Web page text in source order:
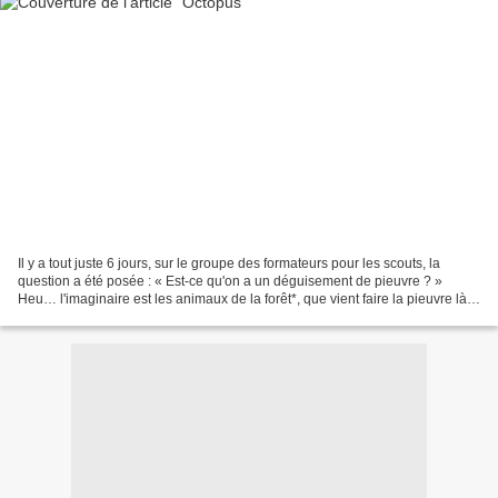
Il y a tout juste 6 jours, sur le groupe des formateurs pour les scouts, la
question a été posée : « Est-ce qu'on a un déguisement de pieuvre ? »
Heu… l'imaginaire est les animaux de la forêt*, que vient faire la pieuvre là-